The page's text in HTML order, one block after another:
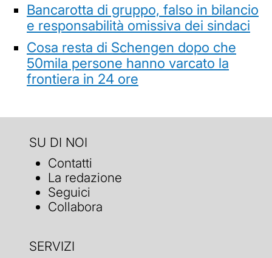
Bancarotta di gruppo, falso in bilancio
e responsabilità omissiva dei sindaci
Cosa resta di Schengen dopo che
50mila persone hanno varcato la
frontiera in 24 ore
SU DI NOI
Contatti
La redazione
Seguici
Collabora
SERVIZI